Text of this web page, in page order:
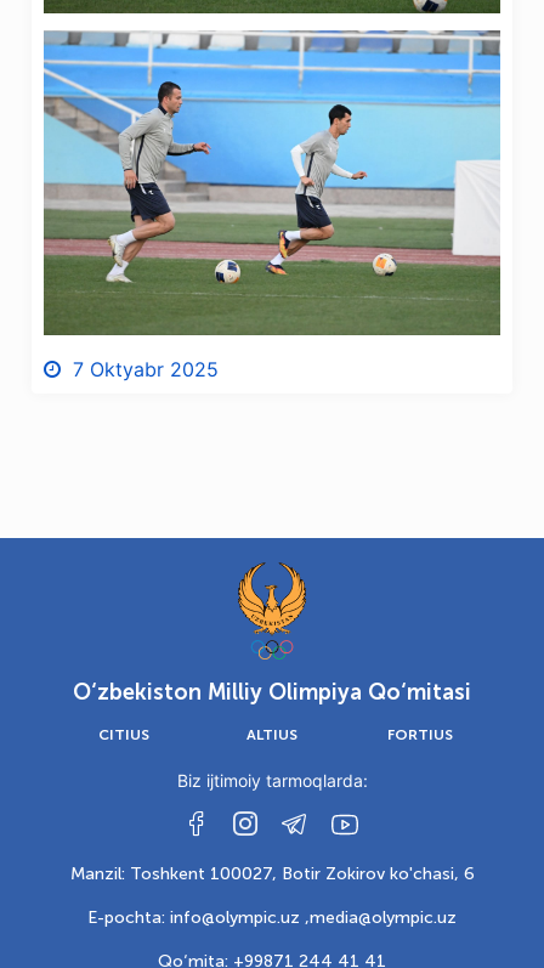
7 Oktyabr 2025
O‘zbekiston Milliy Olimpiya Qo‘mitasi
CITIUS ALTIUS FORTIUS
Biz ijtimoiy tarmoqlarda:
Manzil: Toshkent 100027, Botir Zokirov ko'chasi, 6
E-pochta: info@olympic.uz ,media@olympic.uz
Qo‘mita: +99871 244 41 41